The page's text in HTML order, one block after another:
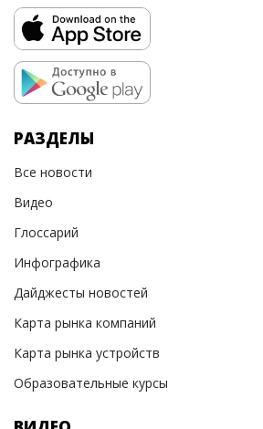
РАЗДЕЛЫ
Все новости
Видео
Глоссарий
Инфографика
Дайджесты новостей
Карта рынка компаний
Карта рынка устройств
Образовательные курсы